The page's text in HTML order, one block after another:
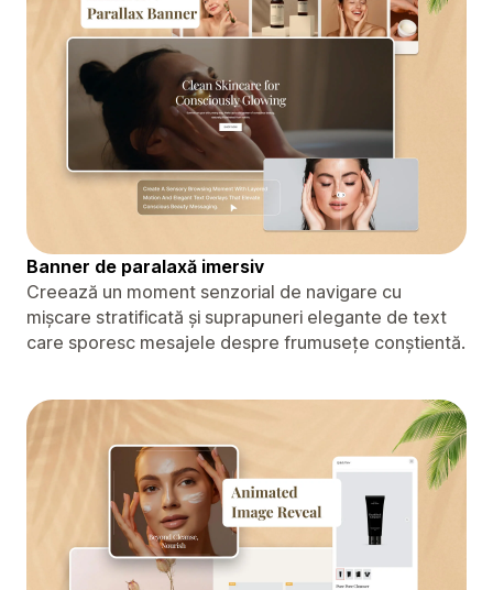
Banner de paralaxă imersiv
Creează un moment senzorial de navigare cu
mișcare stratificată și suprapuneri elegante de text
care sporesc mesajele despre frumusețe conștientă.